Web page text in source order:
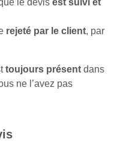
le devis est suivi et
rejeté par le client, par
toujours présent dans
ne l’avez pas